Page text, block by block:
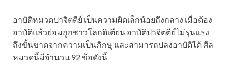
อาบัติหมวดปาจิตตีย์ เป็นความผิดเล็กน้อยถึงกลาง เมื่อต้อง
อาบัติแล้วย่อมถูกชาวโลกติเตียน อาบัติปาจิตตีย์ไม่รุนแรง
ถึงขั้นขาดจากความเป็นภิกษุ และสามารถปลงอาบัติได้ ศีล
หมวดนี้มีจำนวน 92 ข้อดังนี้